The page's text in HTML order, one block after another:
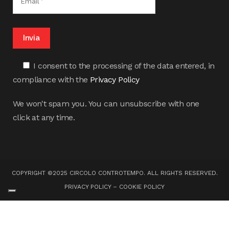
I consent to the processing of the data entered, in
compliance with the Privacy Policy
We won't spam you. You can unsubscribe with one
click at any time.
COPYRIGHT ©2025 CIRCOLO CONTROTEMPO. ALL RIGHTS RESERVED.
PRIVACY POLICY– COOKIE POLICY